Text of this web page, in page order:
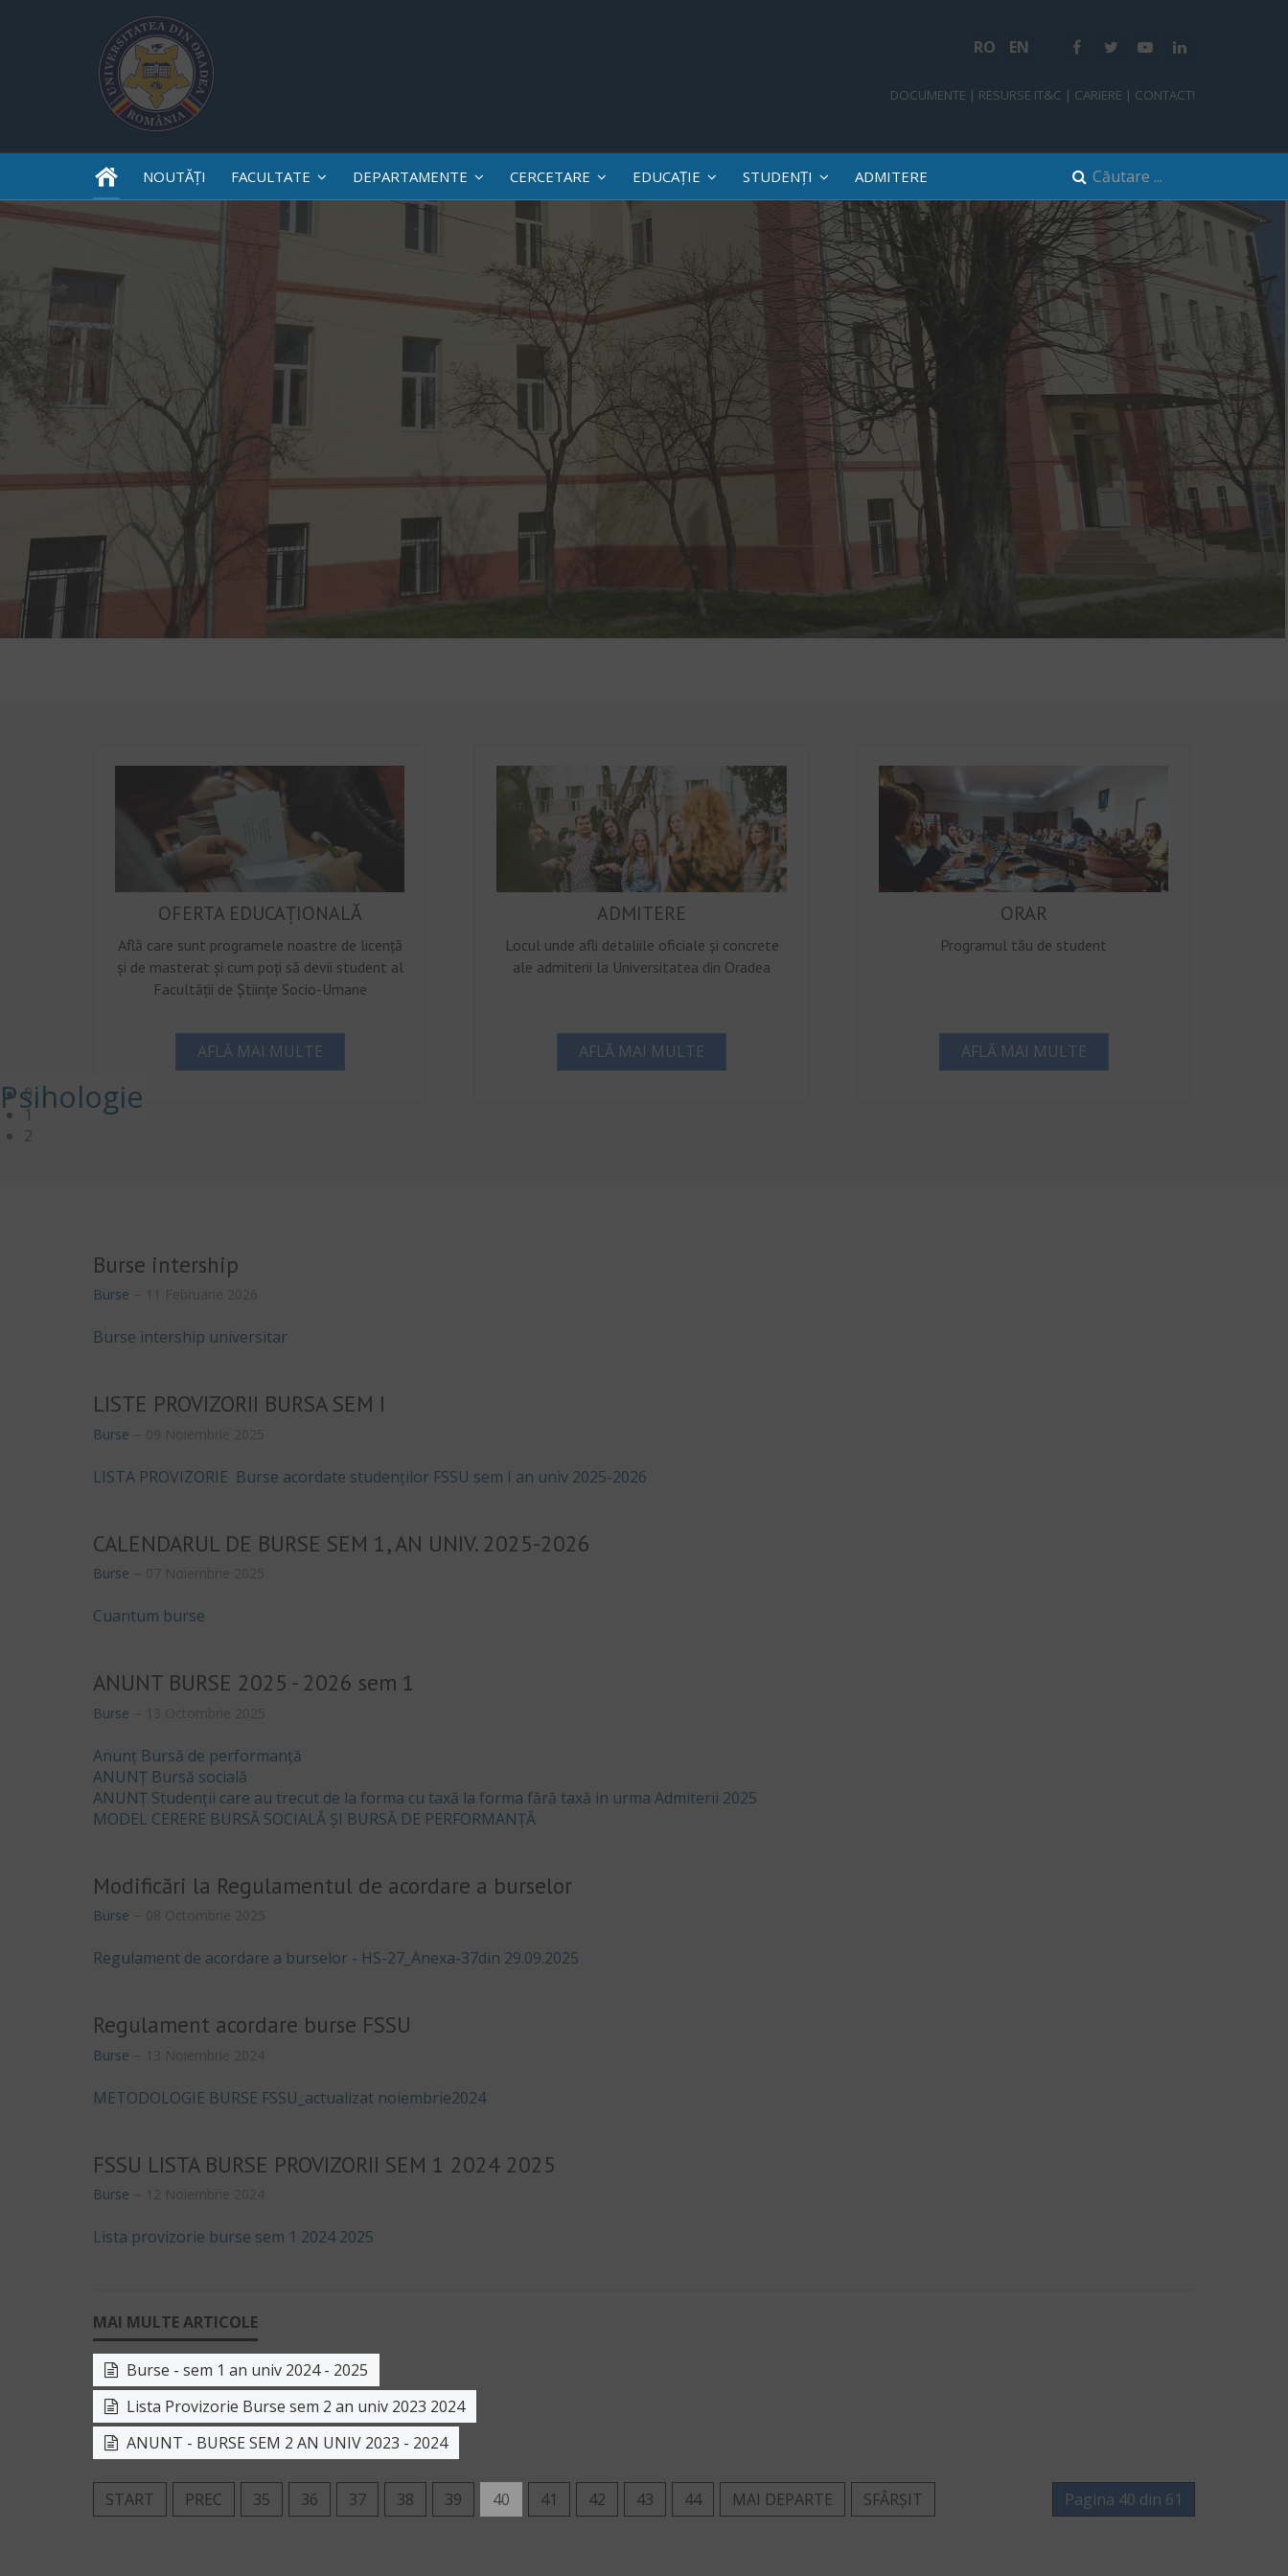
RO EN
DOCUMENTE | RESURSE IT&C | CARIERE | CONTACT!
NOUTĂȚI FACULTATE DEPARTAMENTE CERCETARE EDUCAȚIE STUDENȚI ADMITERE
Psihologie
0
1
2
OFERTA EDUCAȚIONALĂ
Află care sunt programele noastre de licență
și de masterat și cum poți să devii student al
Facultății de Științe Socio-Umane
AFLĂ MAI MULTE
ADMITERE
Locul unde afli detaliile oficiale și concrete
ale admiterii la Universitatea din Oradea
AFLĂ MAI MULTE
ORAR
Programul tău de student
AFLĂ MAI MULTE
Burse intership
Burse
Burse intership universitar
LISTE PROVIZORII BURSA SEM I
Burse
LISTA PROVIZORIE Burse acordate studenților FSSU sem I an univ 2025-2026
CALENDARUL DE BURSE SEM 1, AN UNIV. 2025-2026
Burse
Cuantum burse
ANUNT BURSE 2025 - 2026 sem 1
Burse
Anunț Bursă de performanță
ANUNȚ Bursă socială
ANUNȚ Studenții care au trecut de la forma cu taxă la forma fără taxă in urma Admiterii 2025
MODEL CERERE BURSĂ SOCIALĂ ȘI BURSĂ DE PERFORMANȚĂ
Modificări la Regulamentul de acordare a burselor
Burse
Regulament de acordare a burselor - HS-27_Anexa-37din 29.09.2025
Regulament acordare burse FSSU
Burse
METODOLOGIE BURSE FSSU_actualizat noiembrie2024
FSSU LISTA BURSE PROVIZORII SEM 1 2024 2025
Burse
Lista provizorie burse sem 1 2024 2025
Burse - sem 1 an univ 2024 - 2025
Lista Provizorie Burse sem 2 an univ 2023 2024
ANUNT - BURSE SEM 2 AN UNIV 2023 - 2024
Pagina 40 din 61
START PREC 35 36 37 38 39 40 41 42 43 44 MAI DEPARTE SFÂRȘIT